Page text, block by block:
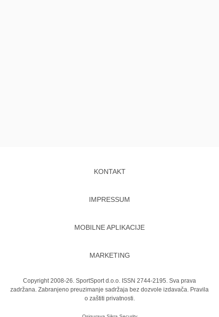
KONTAKT
IMPRESSUM
MOBILNE APLIKACIJE
MARKETING
Copyright 2008-26. SportSport d.o.o. ISSN 2744-2195. Sva prava
zadržana. Zabranjeno preuzimanje sadržaja bez dozvole izdavača. Pravila
o zaštiti privatnosti.